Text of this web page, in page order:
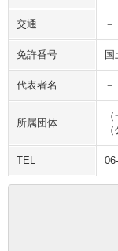
交通 －
免許番号 国
代表者名 －
所属団体
TEL